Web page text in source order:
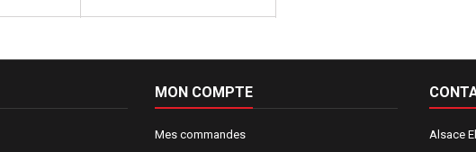
MON COMPTE
Mes commandes
Alsace